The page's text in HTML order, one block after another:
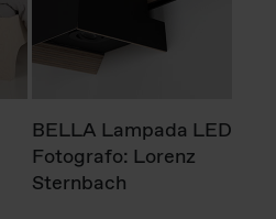
BELLA Lampada LED
Fotografo: Lorenz
Sternbach